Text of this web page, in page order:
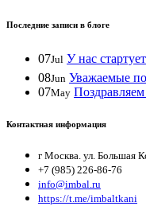
Последние записи в блоге
07Jul У нас
08Jun Уважаемые
07May
Контактная информация
г Москва. ул. Большая
+7 (985) 226-86-76
info@imbal.ru
https://t.me/imbaltkani